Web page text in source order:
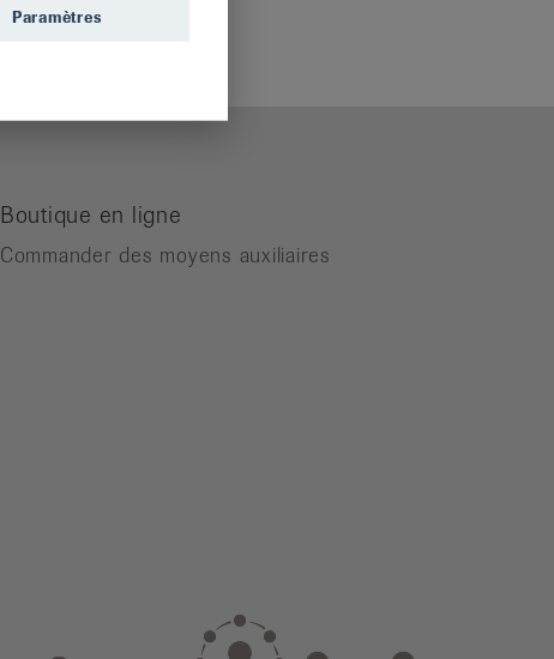
Boutique en ligne
Commander des moyens auxiliaires
Paramètres